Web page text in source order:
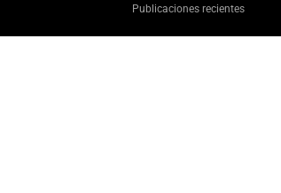
Publicaciones recientes